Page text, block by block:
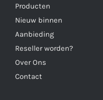
Producten
Nieuw binnen
Aanbieding
Reseller worden?
Over Ons
Contact